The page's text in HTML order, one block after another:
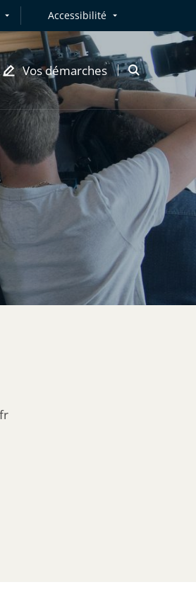
Accessibilité
Vos démarches
Ouvrir
la
modale
de
recherche